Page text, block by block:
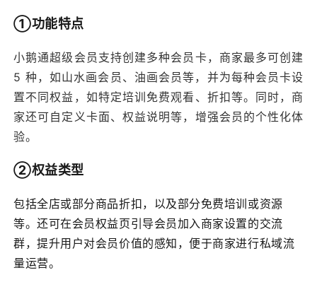
①功能特点
小鹅通超级会员支持创建多种会员卡，商家最多可创建
5 种，如山水画会员、油画会员等，并为每种会员卡设
置不同权益，如特定培训免费观看、折扣等。同时，商
家还可自定义卡面、权益说明等，增强会员的个性化体
验。
②权益类型
包括全店或部分商品折扣，以及部分免费培训或资源
等。还可在会员权益页引导会员加入商家设置的交流
群，提升用户对会员价值的感知，便于商家进行私域流
量运营。